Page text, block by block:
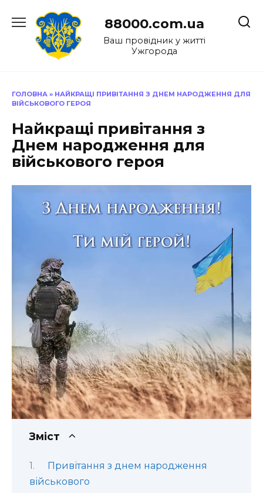
до
88000.com.ua
Ваш провідник у житті
Ужгорода
ГОЛОВНА » НАЙКРАЩІ ПРИВІТАННЯ З ДНЕМ НАРОДЖЕННЯ ДЛЯ
ВІЙСЬКОВОГО ГЕРОЯ
Найкращі привітання з
Днем народження для
військового героя
Зміст
Привітання з днем народження
військового